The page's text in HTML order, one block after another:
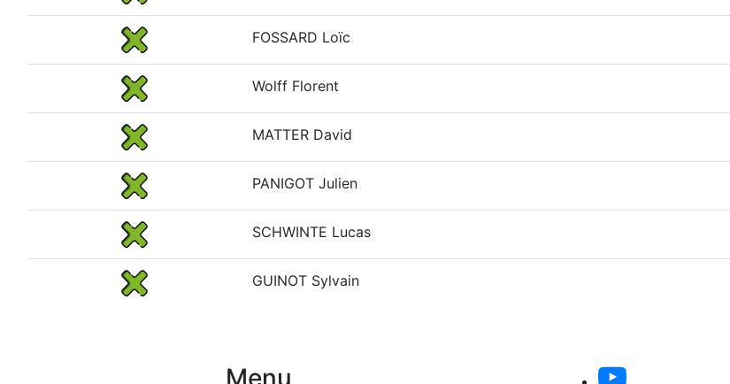
FOSSARD Loïc
Wolff Florent
MATTER David
PANIGOT Julien
SCHWINTE Lucas
GUINOT Sylvain
Menu